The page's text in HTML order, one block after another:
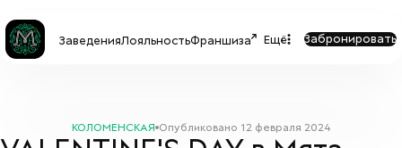
ЗаведенияЛояльностьФраншиза Ещё Забронировать
КОЛОМЕНСКАЯ Опубликовано 12 февраля 2024